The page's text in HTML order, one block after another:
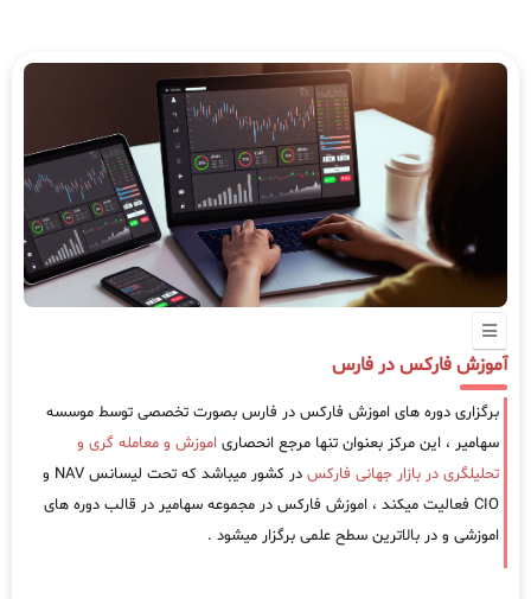
آموزش فارکس در فارس
برگزاری دوره های اموزش فارکس در فارس بصورت تخصصی توسط موسسه
سهامیر ، این مرکز بعنوان تنها مرجع انحصاری اموزش و معامله گری و
تحلیلگری در بازار جهانی فارکس
در کشور میباشد که تحت لیسانس NAV و
CIO فعالیت میکند ، اموزش فارکس در مجموعه سهامیر در قالب دوره های
اموزشی و در بالاترین سطح علمی برگزار میشود .